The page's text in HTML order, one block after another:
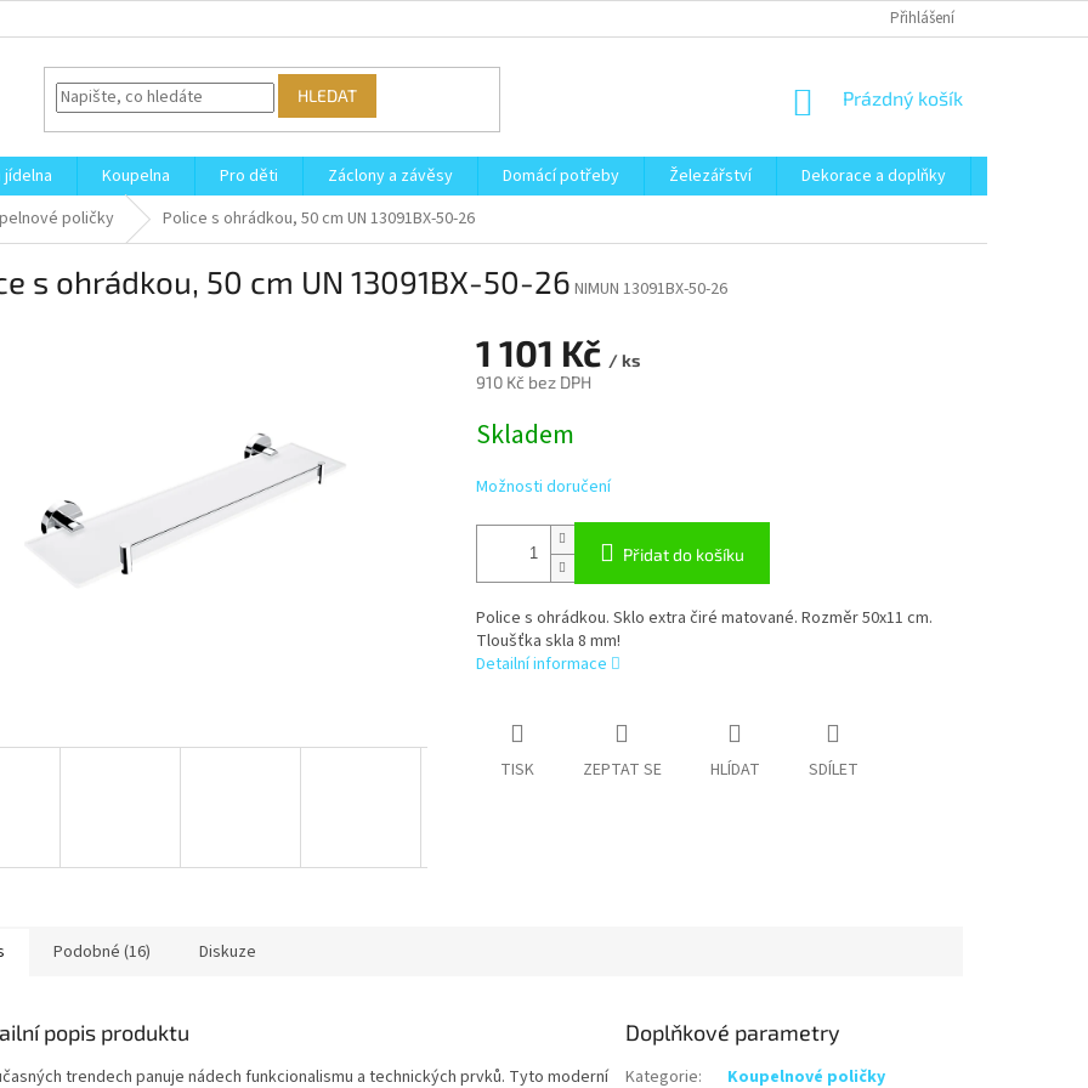
Přihlášení
HLEDAT
NÁKUPNÍ
Prázdný košík
jídelna Koupelna Pro děti Záclony a závěsy Domácí potřeby Železářství Dekorace a doplňky
poličky Police s ohrádkou, 50 cm UN 13091BX-50-26
s ohrádkou, 50 cm UN 13091BX-50-26 NIMUN 13091BX-50-26
1 101 Kč / ks
910 Kč bez DPH
cena:
Skladem
Možnosti doručení
Přidat do košíku
Police s ohrádkou. Sklo extra čiré matované. Rozměr 50x11 cm.
Tloušťka skla 8 mm!
Detailní informace
TISK ZEPTAT SE HLÍDAT SDÍLET
Podobné (16) Diskuze
popis produktu
trendech panuje nádech funkcionalismu a technických prvků. Tyto moderní
Doplňkové parametry
Kategorie: Koupelnové poličky